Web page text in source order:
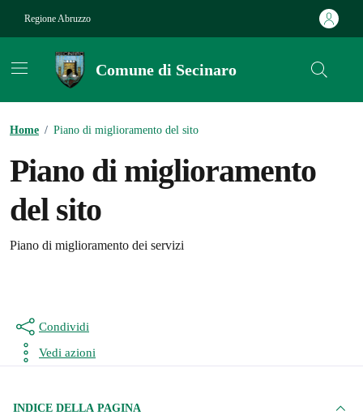
Regione Abruzzo
Comune di Secinaro
Home / Piano di miglioramento del sito
Piano di miglioramento
del sito
Dettagli della notizia
Piano di miglioramento dei servizi
Condividi
Vedi azioni
INDICE DELLA PAGINA